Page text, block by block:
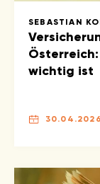
SEBASTIAN
wichtig ist
30.04.2026